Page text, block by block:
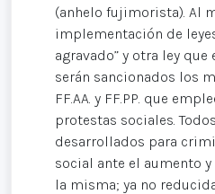
(anhelo fujimorista). Al
implementación de
agravado” y otra ley
serán sancionados los
FF.AA. y FF.PP. que
protestas sociales.
desarrollados para
social ante el aumento
la misma; ya no